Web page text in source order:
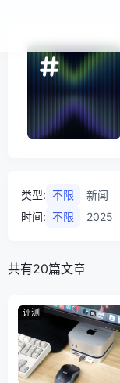
类型: 不限 新闻
时间: 不限 2025
共有20篇文章
评测